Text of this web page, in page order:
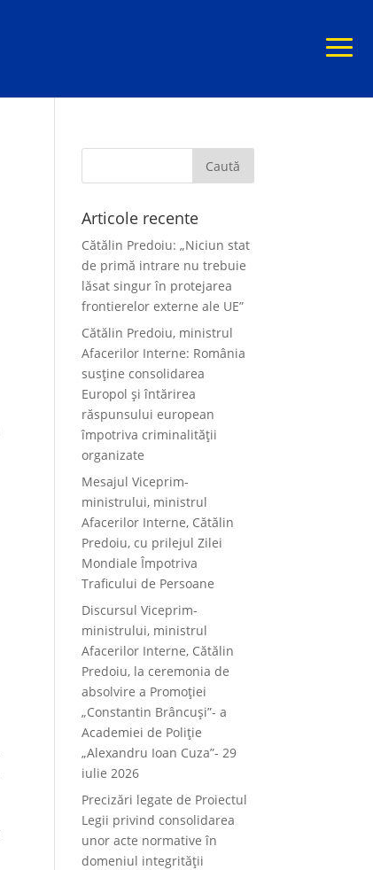
Articole recente
Cătălin Predoiu: „Niciun stat
de primă intrare nu trebuie
lăsat singur în protejarea
frontierelor externe ale UE”
Cătălin Predoiu, ministrul
Afacerilor Interne: România
susține consolidarea
Europol și întărirea
răspunsului european
împotriva criminalității
organizate
Mesajul Viceprim-
ministrului, ministrul
Afacerilor Interne, Cătălin
Predoiu, cu prilejul Zilei
Mondiale Împotriva
Traficului de Persoane
Discursul Viceprim-
ministrului, ministrul
Afacerilor Interne, Cătălin
Predoiu, la ceremonia de
absolvire a Promoției
„Constantin Brâncuși”- a
Academiei de Poliție
„Alexandru Ioan Cuza”- 29
iulie 2026
Precizări legate de Proiectul
Legii privind consolidarea
unor acte normative în
domeniul integrității